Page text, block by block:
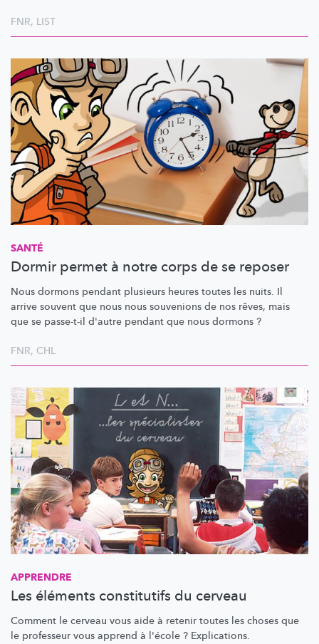
FNR, LIST
SANTÉ
Dormir permet à notre corps de se reposer
Nous dormons pendant plusieurs heures toutes les nuits. Il
arrive souvent que nous nous souvenions de nos rêves, mais
que se passe-t-il d'autre pendant que nous dormons ?
FNR, CHL
APPRENDRE
Les éléments constitutifs du cerveau
Comment le cerveau vous aide à retenir toutes les choses que
le professeur vous apprend à l'école ? Explications.